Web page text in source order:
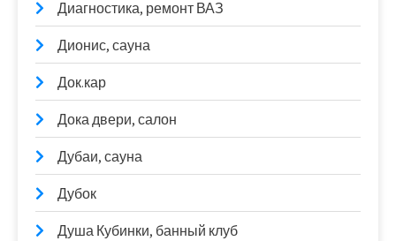
Диагностика, ремонт ВАЗ
Дионис, сауна
Док.кар
Дока двери, салон
Дубаи, сауна
Дубок
Душа Кубинки, банный клуб